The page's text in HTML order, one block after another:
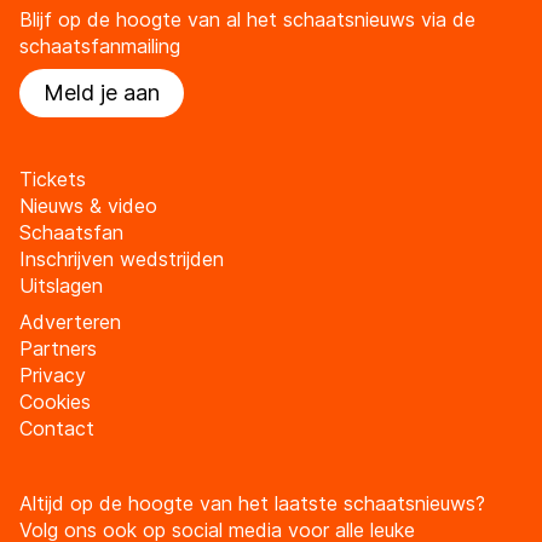
Blijf op de hoogte van al het schaatsnieuws via de
schaatsfanmailing
Meld je aan
Tickets
Nieuws & video
Schaatsfan
Inschrijven wedstrijden
Uitslagen
Adverteren
Partners
Privacy
Cookies
Contact
Altijd op de hoogte van het laatste schaatsnieuws?
Volg ons ook op social media voor alle leuke